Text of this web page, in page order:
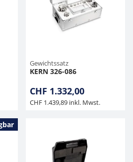
Gewichtssatz
KERN 326-086
CHF 1.332,00
CHF 1.439,89 inkl. Mwst.